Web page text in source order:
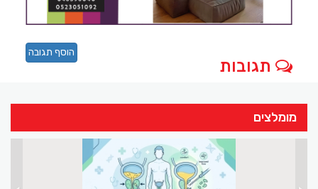
תגובות
הוסף תגובה
מומלצים